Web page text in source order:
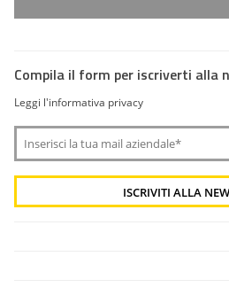
Compila il form per iscriverti alla
Leggi l'informativa privacy